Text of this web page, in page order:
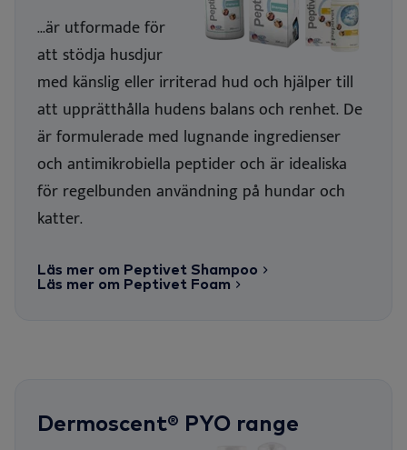
...är utformade för
att stödja husdjur
med känslig eller irriterad hud och hjälper till
att upprätthålla hudens balans och renhet. De
är formulerade med lugnande ingredienser
och antimikrobiella peptider och är idealiska
för regelbunden användning på hundar och
katter.
Läs mer om Peptivet Shampoo
Läs mer om Peptivet Foam
Dermoscent® PYO range